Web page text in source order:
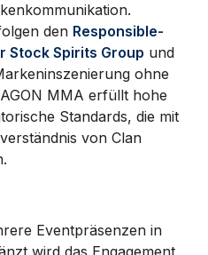
den Responsible-
Stock Spirits Group und
ohne
MMA erfüllt hohe
Standards, die mit
von Clan
Eventpräsenzen in